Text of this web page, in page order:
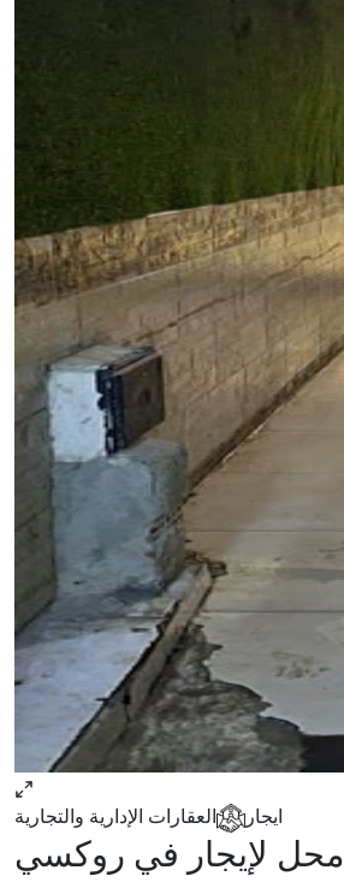
ايجار العقارات الإدارية والتجارية
محل لإيجار في روكسي